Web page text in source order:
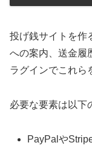
投げ銭サイトを作
への案内、送金履
ラグインでこれら
必要な要素は以下
PayPalや